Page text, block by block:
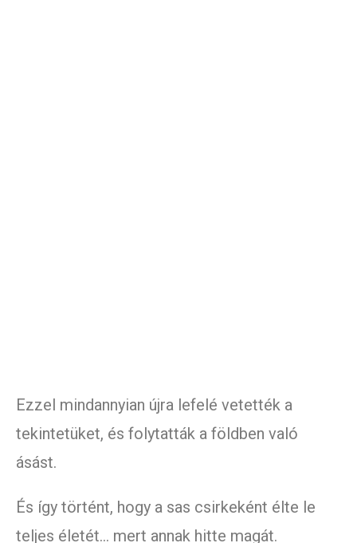
Ezzel mindannyian újra lefelé vetették a
tekintetüket, és folytatták a földben való
ásást.
És így történt, hogy a sas csirkeként élte le
teljes életét… mert annak hitte magát.